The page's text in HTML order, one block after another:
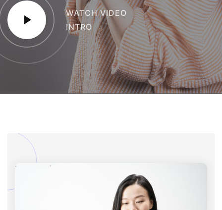
WATCH VIDEO
INTRO